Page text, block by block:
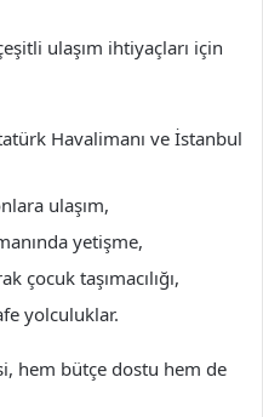
ulaşım ihtiyaçları için
Havalimanı ve İstanbul
ulaşım,
yetişme,
çocuk taşımacılığı,
yolculuklar.
hem bütçe dostu hem de